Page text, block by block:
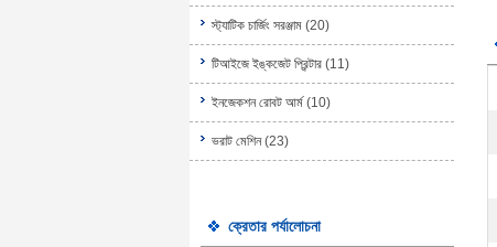
স্ট্যাটিক চার্জিং সরঞ্জাম (20)
টিআইজে ইঙ্কজেট প্রিন্টার (11)
ইনজেকশন রোবট আর্ম (10)
ভরাট মেশিন (23)
ক্রেতার পর্যালোচনা